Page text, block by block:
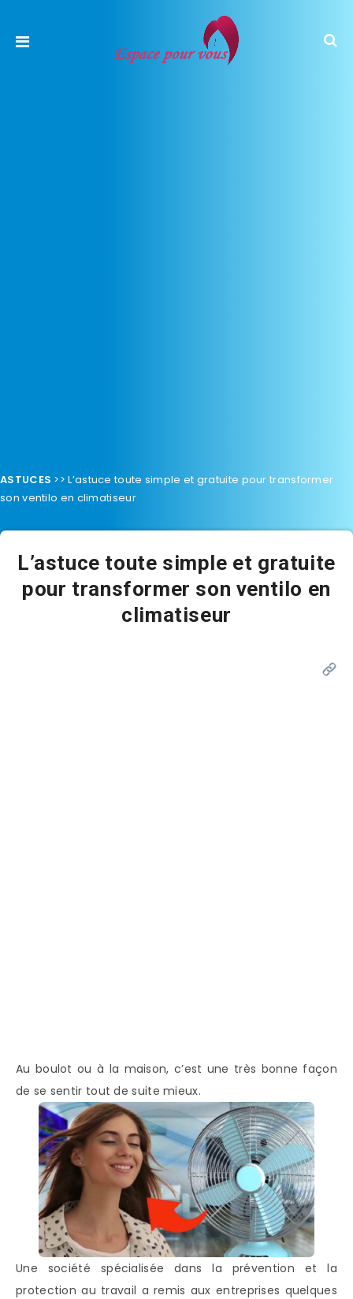
ASTUCES >>L’astuce toute simple et gratuite pour transformer
son ventilo en climatiseur
L’astuce toute simple et gratuite
pour transformer son ventilo en
climatiseur
Au boulot ou à la maison, c’est une très bonne façon
de se sentir tout de suite mieux.
Une société spécialisée dans la prévention et la
protection au travail a remis aux entreprises quelques